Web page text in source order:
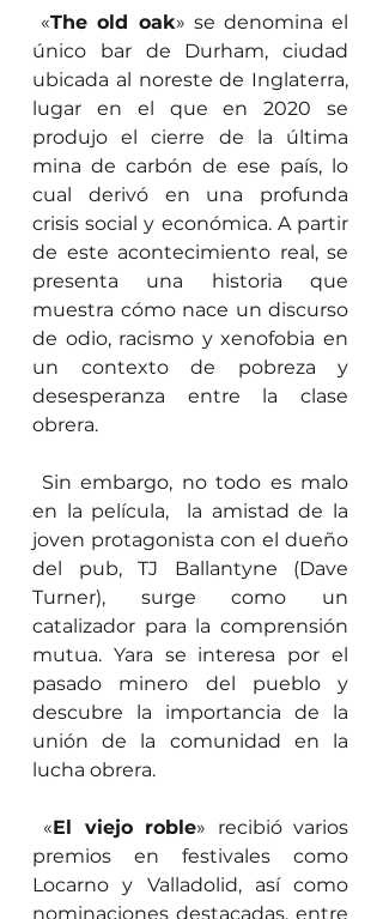
«The old oak» se denomina el
único bar de Durham, ciudad
ubicada al noreste de Inglaterra,
lugar en el que en 2020 se
produjo el cierre de la última
mina de carbón de ese país, lo
cual derivó en una profunda
crisis social y económica. A partir
de este acontecimiento real, se
presenta una historia que
muestra cómo nace un discurso
de odio, racismo y xenofobia en
un contexto de pobreza y
desesperanza entre la clase
obrera.
Sin embargo, no todo es malo
en la película,  la amistad de la
joven protagonista con el dueño
del pub, TJ Ballantyne (Dave
Turner), surge como un
catalizador para la comprensión
mutua. Yara se interesa por el
pasado minero del pueblo y
descubre la importancia de la
unión de la comunidad en la
lucha obrera.
«El viejo roble» recibió varios
premios en festivales como
Locarno y Valladolid, así como
nominaciones destacadas, entre